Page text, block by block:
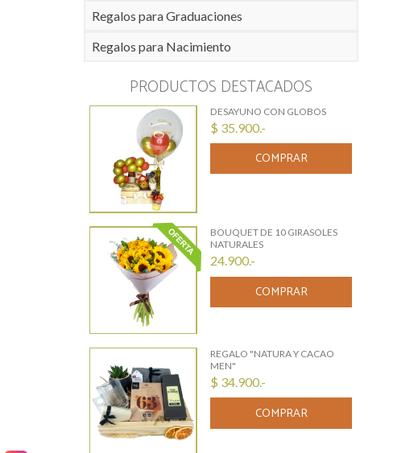
Regalos para Graduaciones
Regalos para Nacimiento
PRODUCTOS DESTACADOS
DESAYUNO CON GLOBOS
$ 35.900.-
COMPRAR
BOUQUET DE 10 GIRASOLES
NATURALES
24.900.-
COMPRAR
REGALO "NATURA Y CACAO
MEN"
$ 34.900.-
COMPRAR